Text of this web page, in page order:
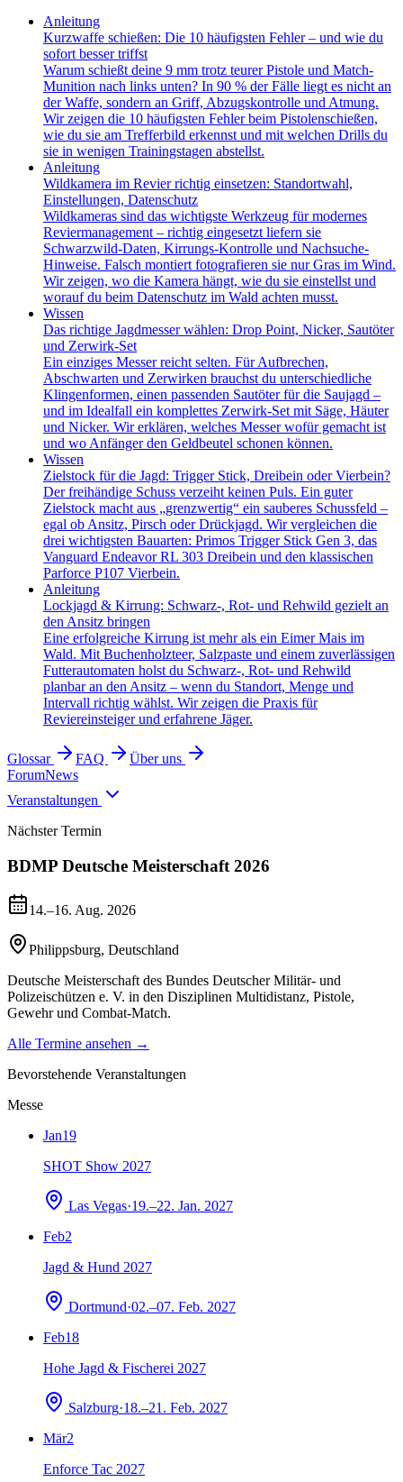
Anleitung
Kurzwaffe schießen: Die 10 häufigsten Fehler – und wie du
sofort besser triffst
Warum schießt deine 9 mm trotz teurer Pistole und Match-
Munition nach links unten? In 90 % der Fälle liegt es nicht an
der Waffe, sondern an Griff, Abzugskontrolle und Atmung.
Wir zeigen die 10 häufigsten Fehler beim Pistolenschießen,
wie du sie am Trefferbild erkennst und mit welchen Drills du
sie in wenigen Trainingstagen abstellst.
Anleitung
Wildkamera im Revier richtig einsetzen: Standortwahl,
Einstellungen, Datenschutz
Wildkameras sind das wichtigste Werkzeug für modernes
Reviermanagement – richtig eingesetzt liefern sie
Schwarzwild-Daten, Kirrungs-Kontrolle und Nachsuche-
Hinweise. Falsch montiert fotografieren sie nur Gras im Wind.
Wir zeigen, wo die Kamera hängt, wie du sie einstellst und
worauf du beim Datenschutz im Wald achten musst.
Wissen
Das richtige Jagdmesser wählen: Drop Point, Nicker, Sautöter
und Zerwirk-Set
Ein einziges Messer reicht selten. Für Aufbrechen,
Abschwarten und Zerwirken brauchst du unterschiedliche
Klingenformen, einen passenden Sautöter für die Saujagd –
und im Idealfall ein komplettes Zerwirk-Set mit Säge, Häuter
und Nicker. Wir erklären, welches Messer wofür gemacht ist
und wo Anfänger den Geldbeutel schonen können.
Wissen
Zielstock für die Jagd: Trigger Stick, Dreibein oder Vierbein?
Der freihändige Schuss verzeiht keinen Puls. Ein guter
Zielstock macht aus „grenzwertig“ ein sauberes Schussfeld –
egal ob Ansitz, Pirsch oder Drückjagd. Wir vergleichen die
drei wichtigsten Bauarten: Primos Trigger Stick Gen 3, das
Vanguard Endeavor RL 303 Dreibein und den klassischen
Parforce P107 Vierbein.
Anleitung
Lockjagd & Kirrung: Schwarz-, Rot- und Rehwild gezielt an
den Ansitz bringen
Eine erfolgreiche Kirrung ist mehr als ein Eimer Mais im
Wald. Mit Buchenholzteer, Salzpaste und einem zuverlässigen
Futterautomaten holst du Schwarz-, Rot- und Rehwild
planbar an den Ansitz – wenn du Standort, Menge und
Intervall richtig wählst. Wir zeigen die Praxis für
Reviereinsteiger und erfahrene Jäger.
Glossar FAQ
Über uns
ForumNews
Veranstaltungen
Nächster Termin
BDMP Deutsche Meisterschaft 2026
14.–16. Aug. 2026
Philippsburg, Deutschland
Deutsche Meisterschaft des Bundes Deutscher Militär- und
Polizeischützen e. V. in den Disziplinen Multidistanz, Pistole,
Gewehr und Combat-Match.
Alle Termine ansehen →
Bevorstehende Veranstaltungen
Messe
Jan19
SHOT Show 2027
Las Vegas·19.–22. Jan. 2027
Feb2
Jagd & Hund 2027
Dortmund·02.–07. Feb. 2027
Feb18
Hohe Jagd & Fischerei 2027
Salzburg·18.–21. Feb. 2027
Mär2
Enforce Tac 2027